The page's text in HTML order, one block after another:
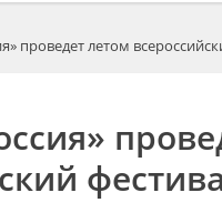
проведет летом